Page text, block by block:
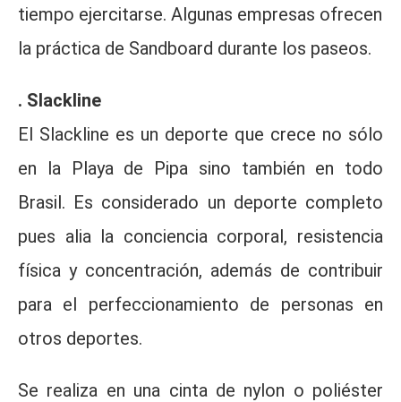
tiempo ejercitarse. Algunas empresas ofrecen
la práctica de Sandboard durante los paseos.
. Slackline
El Slackline es un deporte que crece no sólo
en la Playa de Pipa sino también en todo
Brasil. Es considerado un deporte completo
pues alia la conciencia corporal, resistencia
física y concentración, además de contribuir
para el perfeccionamiento de personas en
otros deportes.
Se realiza en una cinta de nylon o poliéster